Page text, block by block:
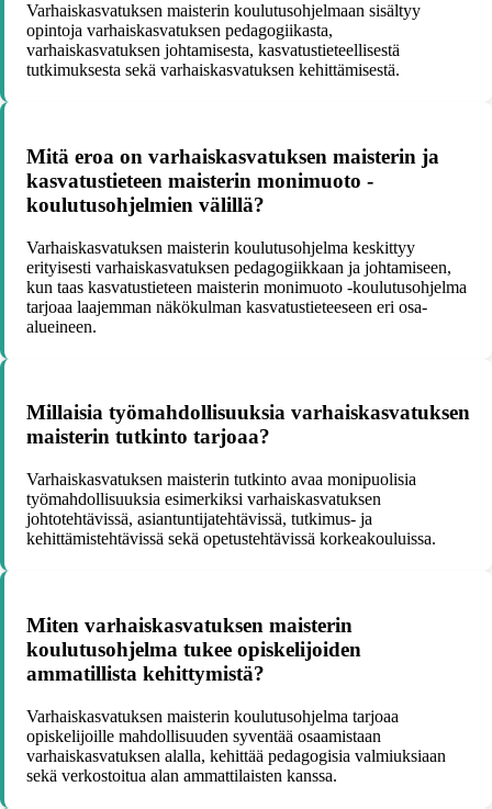
Varhaiskasvatuksen maisterin koulutusohjelmaan sisältyy
opintoja varhaiskasvatuksen pedagogiikasta,
varhaiskasvatuksen johtamisesta, kasvatustieteellisestä
tutkimuksesta sekä varhaiskasvatuksen kehittämisestä.
Mitä eroa on varhaiskasvatuksen maisterin ja
kasvatustieteen maisterin monimuoto -
koulutusohjelmien välillä?
Varhaiskasvatuksen maisterin koulutusohjelma keskittyy
erityisesti varhaiskasvatuksen pedagogiikkaan ja johtamiseen,
kun taas kasvatustieteen maisterin monimuoto -koulutusohjelma
tarjoaa laajemman näkökulman kasvatustieteeseen eri osa-
alueineen.
Millaisia työmahdollisuuksia varhaiskasvatuksen
maisterin tutkinto tarjoaa?
Varhaiskasvatuksen maisterin tutkinto avaa monipuolisia
työmahdollisuuksia esimerkiksi varhaiskasvatuksen
johtotehtävissä, asiantuntijatehtävissä, tutkimus- ja
kehittämistehtävissä sekä opetustehtävissä korkeakouluissa.
Miten varhaiskasvatuksen maisterin
koulutusohjelma tukee opiskelijoiden
ammatillista kehittymistä?
Varhaiskasvatuksen maisterin koulutusohjelma tarjoaa
opiskelijoille mahdollisuuden syventää osaamistaan
varhaiskasvatuksen alalla, kehittää pedagogisia valmiuksiaan
sekä verkostoitua alan ammattilaisten kanssa.